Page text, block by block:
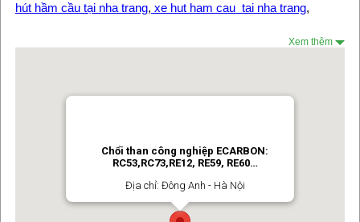
hút hầm cầu tại nha trang, xe hut ham cau tai nha trang,
Xem thêm
Chổi than công nghiệp ECARBON:
RC53,RC73,RE12, RE59, RE60…
Địa chỉ: Đông Anh - Hà Nội